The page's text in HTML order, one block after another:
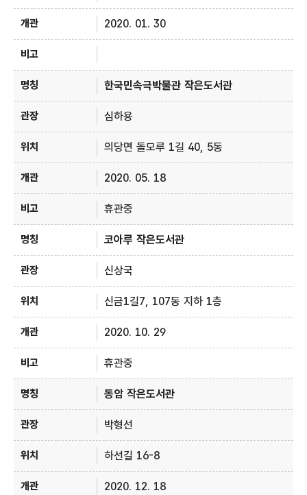
2020. 01. 30
한국민속극박물관 작은도서관
심하용
의당면 돌모루 1길 40, 5동
2020. 05. 18
휴관중
코아루 작은도서관
신상국
신금1길7, 107동 지하 1층
2020. 10. 29
휴관중
동암 작은도서관
박형선
하선길 16-8
2020. 12. 18